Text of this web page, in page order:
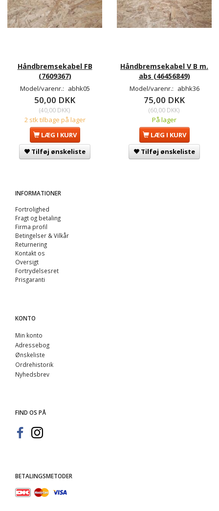
Håndbremsekabel FB
(7609367)
Model/varenr.: abhk05
50,00 DKK
(40,00 DKK)
2 stk tilbage på lager
LÆG I KURV
Tilføj ønskeliste
Håndbremsekabel V B m.
abs (46456849)
Model/varenr.: abhk36
75,00 DKK
(60,00 DKK)
På lager
LÆG I KURV
Tilføj ønskeliste
INFORMATIONER
Fortrolighed
Fragt og betaling
Firma profil
Betingelser & Vilkår
Returnering
Kontakt os
Oversigt
Fortrydelsesret
Prisgaranti
KONTO
Min konto
Adressebog
Ønskeliste
Ordrehistorik
Nyhedsbrev
FIND OS PÅ
BETALINGSMETODER